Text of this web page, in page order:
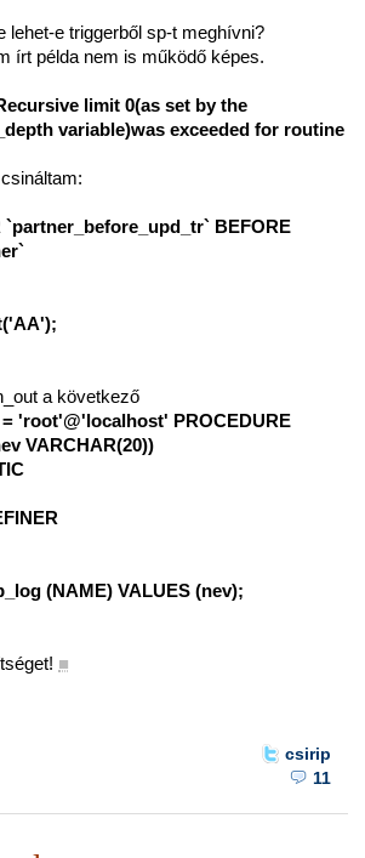
lehet-e triggerből sp-t meghívni?
írt példa nem is működő képes.
limit 0(as set by the
variable)was exceeded for routine
`partner_before_upd_tr` BEFORE
a következő
= 'root'@'localhost' PROCEDURE
VARCHAR(20))
(NAME) VALUES (nev);
■
csirip
11